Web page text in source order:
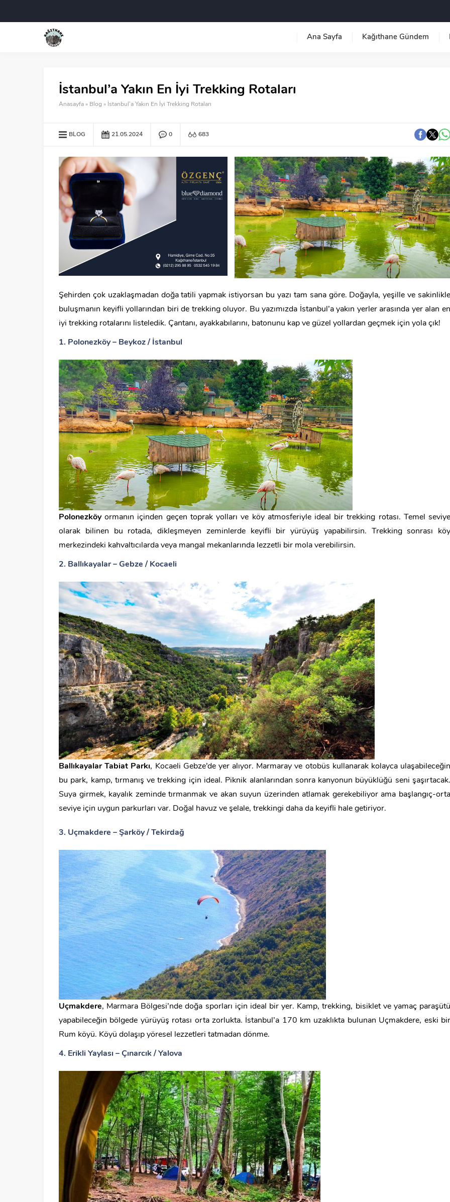
Ana Sayfa Kağıthane Gündem
İstanbul’a Yakın En İyi Trekking Rotaları
Anasayfa » Blog » İstanbul’a Yakın En İyi Trekking Rotaları
BLOG 21.05.2024 0 683
Şehirden çok uzaklaşmadan doğa tatili yapmak istiyorsan bu yazı tam sana göre. Doğayla, yeşille ve sakinlikle
buluşmanın keyifli yollarından biri de trekking oluyor. Bu yazımızda İstanbul’a yakın yerler arasında yer alan en
iyi trekking rotalarını listeledik. Çantanı, ayakkabılarını, batonunu kap ve güzel yollardan geçmek için yola çık!
1. Polonezköy – Beykoz / İstanbul
Polonezköyormanın içinden geçen toprak yolları ve köy atmosferiyle ideal bir trekking rotası. Temel seviye
olarak bilinen bu rotada, dikleşmeyen zeminlerde keyifli bir yürüyüş yapabilirsin. Trekking sonrası köy
merkezindeki kahvaltıcılarda veya mangal mekanlarında lezzetli bir mola verebilirsin.
2. Ballıkayalar – Gebze / Kocaeli
Ballıkayalar Tabiat Parkı, Kocaeli Gebze’de yer alıyor. Marmaray ve otobüs kullanarak kolayca
bu park, kamp, tırmanış ve trekking için ideal. Piknik alanlarından sonra kanyonun büyüklüğü seni şaşırtacak.
Suya girmek, kayalık zeminde tırmanmak ve akan suyun üzerinden atlamak gerekebiliyor ama başlangıç-orta
seviye için uygun parkurları var. Doğal havuz ve şelale, trekkingi daha da keyifli hale getiriyor.
3. Uçmakdere – Şarköy / Tekirdağ
Uçmakdere, Marmara Bölgesi’nde doğa sporları için ideal bir yer. Kamp, trekking, bisiklet ve yamaç paraşütü
yapabileceğin bölgede yürüyüş rotası orta zorlukta. İstanbul’a 170 km uzaklıkta bulunan Uçmakdere, eski bir
Rum köyü. Köyü dolaşıp yöresel lezzetleri tatmadan dönme.
4. Erikli Yaylası – Çınarcık / Yalova